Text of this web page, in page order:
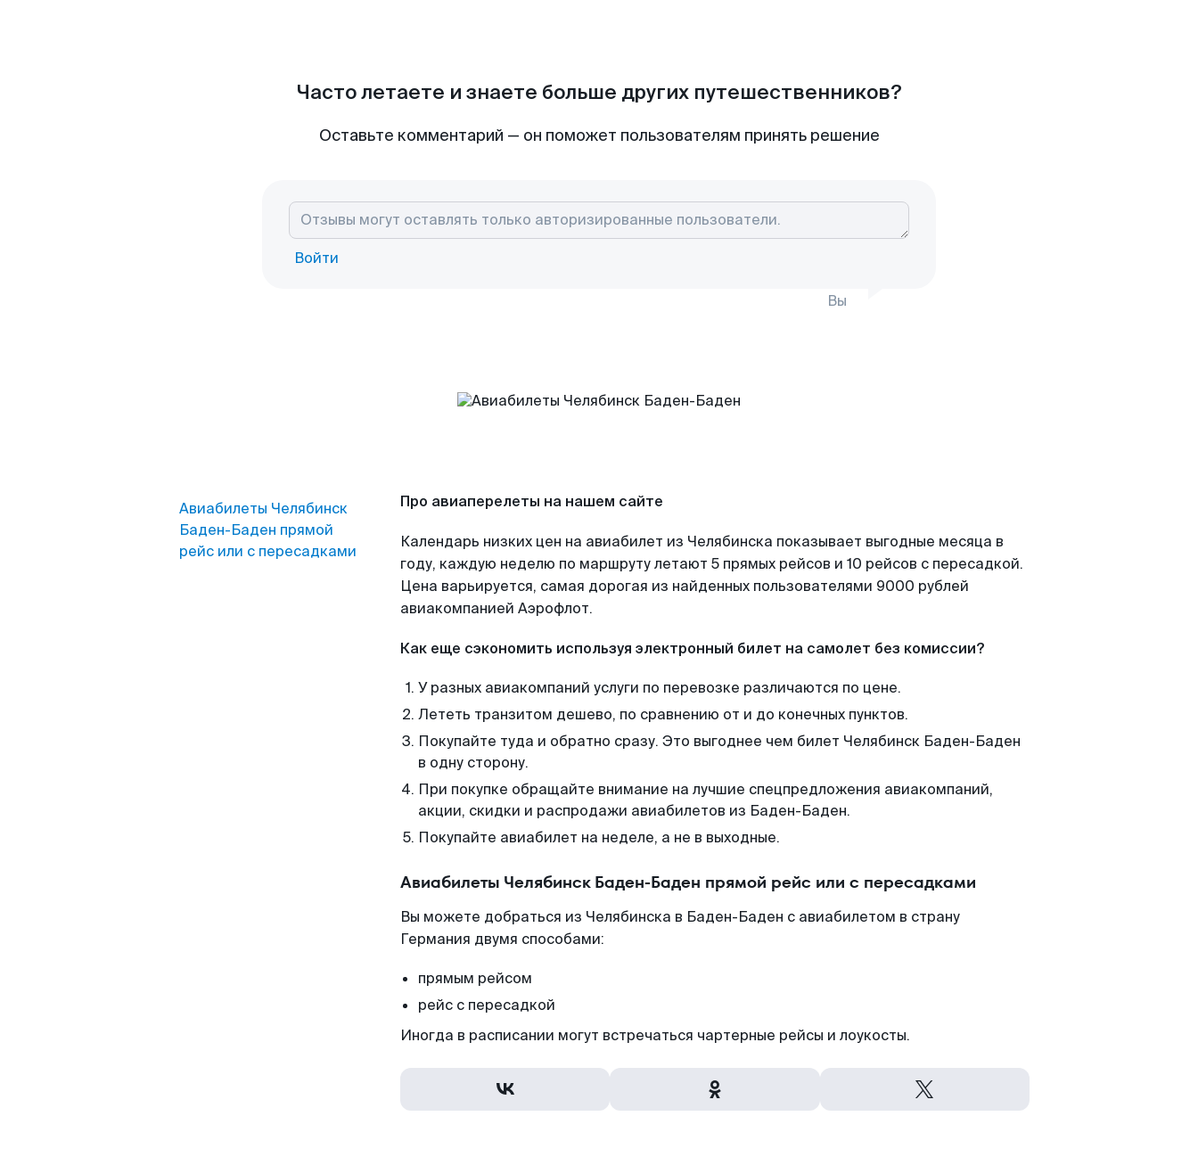
Часто летаете и знаете больше других путешественников?
Оставьте комментарий — он поможет пользователям принять решение
Войти
Вы
Авиабилеты Челябинск
Баден-Баден прямой
рейс или с пересадками
Про авиаперелеты на нашем сайте
Календарь низких цен на авиабилет из Челябинска показывает выгодные месяца в
году, каждую неделю по маршруту летают 5 прямых рейсов и 10 рейсов с пересадкой.
Цена варьируется, самая дорогая из найденных пользователями 9000 рублей
авиакомпанией Аэрофлот.
Как еще сэкономить используя электронный билет на самолет без комиссии?
У разных авиакомпаний услуги по перевозке различаются по цене.
Лететь транзитом дешево, по сравнению от и до конечных пунктов.
Покупайте туда и обратно сразу. Это выгоднее чем билет Челябинск Баден-Баден
в одну сторону.
При покупке обращайте внимание на лучшие спецпредложения авиакомпаний,
акции, скидки и распродажи авиабилетов из Баден-Баден.
Покупайте авиабилет на неделе, а не в выходные.
Авиабилеты Челябинск Баден-Баден прямой рейс или с пересадками
Вы можете добраться из Челябинска в Баден-Баден с авиабилетом в страну
Германия двумя способами:
прямым рейсом
рейс с пересадкой
Иногда в расписании могут встречаться чартерные рейсы и лоукосты.